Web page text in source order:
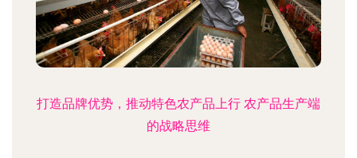
打造品牌优势，推动特色农产品上行 农产品生产端
的战略思维